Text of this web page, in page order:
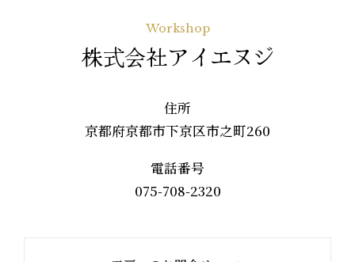
Workshop
株式会社アイエヌジ
住所
京都府京都市下京区市之町260
電話番号
075-708-2320